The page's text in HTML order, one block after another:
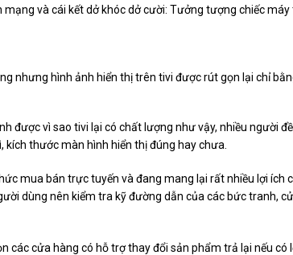
nhưng hình ảnh hiển thị trên tivi được rút gọn lại chỉ
được vì sao tivi lại có chất lượng như vậy, nhiều người
kích thước màn hình hiển thị đúng hay chưa.
mua bán trực tuyến và đang mang lại rất nhiều lợi ích
dùng nên kiểm tra kỹ đường dẫn của các bức tranh,
các cửa hàng có hỗ trợ thay đổi sản phẩm trả lại nếu